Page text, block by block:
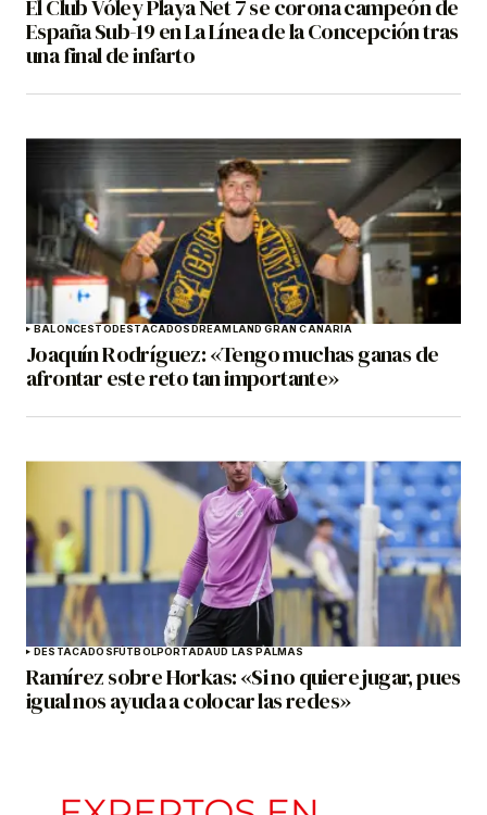
El Club Vóley Playa Net 7 se corona campeón de
España Sub-19 en La Línea de la Concepción tras
una final de infarto
BALONCESTO DESTACADOS DREAMLAND GRAN CANARIA
Joaquín Rodríguez: «Tengo muchas ganas de
afrontar este reto tan importante»
DESTACADOS FÚTBOLPORTADAUD LAS PALMAS
Ramírez sobre Horkas: «Si no quiere jugar, pues
igual nos ayuda a colocar las redes»